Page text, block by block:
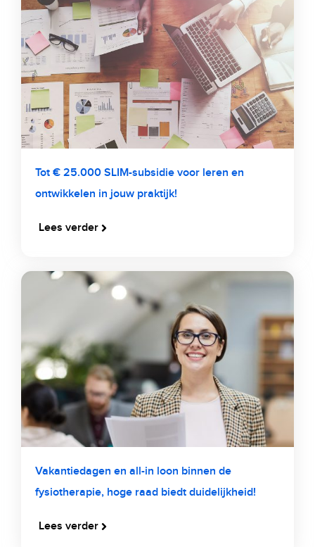
Tot € 25.000 SLIM-subsidie voor leren en
ontwikkelen in jouw praktijk!
Lees verder
Vakantiedagen en all-in loon binnen de
fysiotherapie, hoge raad biedt duidelijkheid!
Lees verder